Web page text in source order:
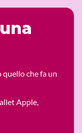
che fa un
Apple,